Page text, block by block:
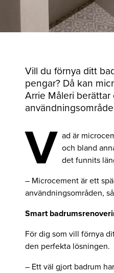
Vill du förnya ditt
pengar? Då kan
Arrie Måleri
V ad är
och bland
det funnits
– Microcement är ett
användningsområden,
Smart
För dig som vill förnya
den perfekta lösningen.
– Ett väl gjort badrum